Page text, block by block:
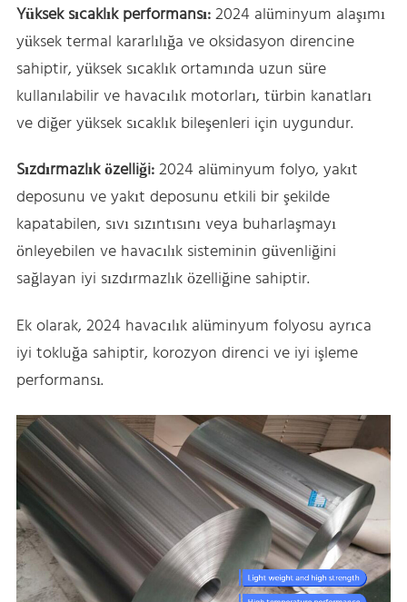
Yüksek sıcaklık performansı:2024 alüminyum alaşımı
yüksek termal kararlılığa ve oksidasyon direncine
sahiptir, yüksek sıcaklık ortamında uzun süre
kullanılabilir ve havacılık motorları, türbin kanatları
ve diğer yüksek sıcaklık bileşenleri için uygundur.
Sızdırmazlık özelliği:2024 alüminyum folyo, yakıt
deposunu ve yakıt deposunu etkili bir şekilde
kapatabilen, sıvı sızıntısını veya buharlaşmayı
önleyebilen ve havacılık sisteminin güvenliğini
sağlayan iyi sızdırmazlık özelliğine sahiptir.
Ek olarak, 2024 havacılık alüminyum folyosu ayrıca
iyi tokluğa sahiptir, korozyon direnci ve iyi işleme
performansı.